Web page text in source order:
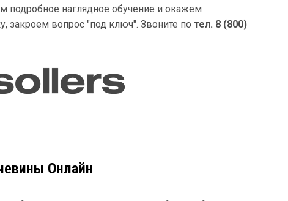
наглядное обучение и окажем
закроем вопрос "под ключ". Звоните по тел. 8 (800)
Онлайн